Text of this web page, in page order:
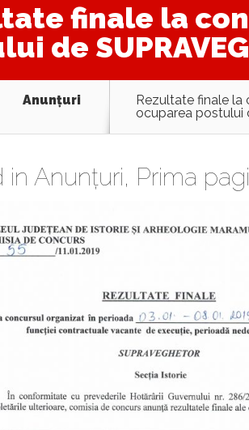
finale la
de
Anunţuri
Rezultate finale la
ocuparea postului
in Anunţuri, Prima